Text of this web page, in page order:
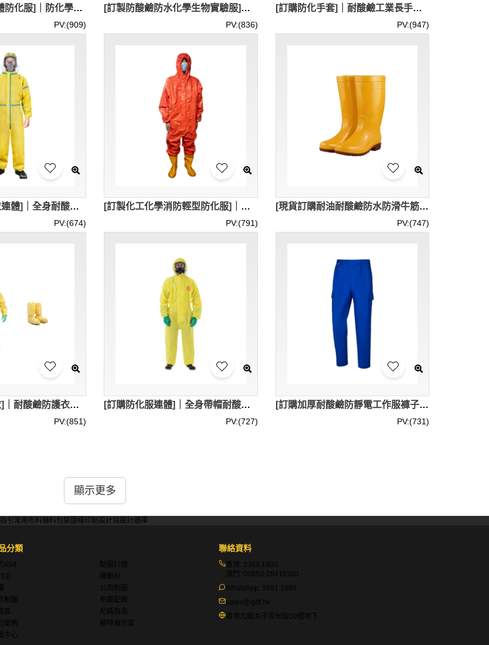
[訂製3M帶帽連體防化服]｜防化學液體噴濺顆粒物防化服｜噴漆霧耐酸鹼防護服｜EN13034：2005/EN14065：2005/EN1073｜防化、防濺射、防靜電、防輻射｜CRO011
PV:(909)
[訂製防酸鹼防水化學生物實驗服]｜實驗室專用白大褂｜長袖醫學生防護工作服｜耐酸鹼範圍：80%H2SO4-30%NAOH｜吸汗透氣耐酸防皺｜防酸堿防水面料｜有相關檢測報告｜CRO010
PV:(836)
[訂購防化手套]｜耐酸鹼工業長手套｜橡膠防油化工加厚耐用手套｜勞動乾活丁晴手套｜耐酸耐鹼｜EN388/EN374-1/EN374-2｜適用於機油、汽油、煤油、柴油等油性｜防滑、耐磨、防穿刺｜CRO009
PV:(947)
[現貨訂購防護衣連體]｜全身耐酸鹼工作服｜防化服化學實驗大學生｜農藥噴灑、化工廠、危險品運輸等｜ 防毒輕型｜C級3/4類｜兜帽設計、透氣設計、開口拉鏈設計、鬆緊設計｜有相應的檢測報告｜CRO007
PV:(674)
[訂製化工化學消防輕型防化服]｜耐酸鹼防腐蝕連體防化服｜無塵防護輕盈透氣高密度防化服｜二級化學防護服｜阻燃的棉絲綢布、雙面涂覆阻燃防化面膠｜有相關檢測報告｜CRO006
PV:(791)
[現貨訂購耐油耐酸鹼防水防滑牛筋底雨靴]｜加厚廚房工作勞保靴高筒｜材質：PVC｜ 黑色,白色,黃色｜透氣網布｜適用：務農、捕魚、養殖場、食品廠、冷凍廠、製藥廠、礦井、建築工地｜CRO005
PV:(747)
[訂製化學防護衣]｜耐酸鹼防護衣｜石油化工噴漆防塵服｜防化隔離衣黃色防化服｜化工耐酸鹼鞋套｜外層聚乙烯薄膜內層聚丙烯無紡布｜石油、化工、化驗室｜CRO003
PV:(851)
[訂購防化服連體]｜全身帶帽耐酸鹼防化服｜化學實驗防護衣防硫酸｜標準：SGS（NB CE 0120） PPE參考89/686/EEC{ARTICLE 11B}/EN 1073-2: 2002/EN ISO 13982-1:2004/EN 14605:2005/EN 14126:2003/EN 1149-1:1995｜化工、食品業(腐蝕清洗)、石油石化、下水道淨化安裝、製藥、工業清洗、儲槽清洗、採礦｜CRO002
PV:(727)
[訂購加厚耐酸鹼防靜電工作服褲子]｜耐磨秋裝防腐蝕勞保工裝褲｜大尺寸化工廠褲子｜防酸鹼 滲透 ｜具有檢測報告｜化工工程、危險品運輸、電子車間、加油站、石油石化等工作｜ CRO001
PV:(731)
理或暴露於有害化學物質的環境中，為人體皮膚和身體提供一道有效的物理屏障。它能防止化學品
膚，從而避免化學灼傷、皮膚炎、過敏、中毒甚至長期的健康損害（如致癌、致畸等）。它不僅僅是
人防護裝備（如防毒面具/呼吸器、防護手套、安全靴、護目鏡等）配合使用，以實現全面防護。
者的腳部和腿部免受化學品噴濺、洩漏和滲透的傷害。它是「防化學系列」個人防護裝備中不可或缺
的聚合物材料（如 PVC、丁腈橡膠、丁基橡膠等），這些材料能有效抵抗化學品的腐蝕和滲透。
體從縫隙侵入。
顯示更多
引 常用布料輔料包裝 圖樣印制 設計站設計選擇
分類
iGift
制服訂做
運動衫
公司制服
制服
布藝配飾
區
尺碼指南
案例
模特展示區
中心
聯絡資料
香港: 2360 1900
澳門: 00853-28410350
WhatsApp: 5661 1880
sales@igift.hk
香港九龍太子汝州街50號地下